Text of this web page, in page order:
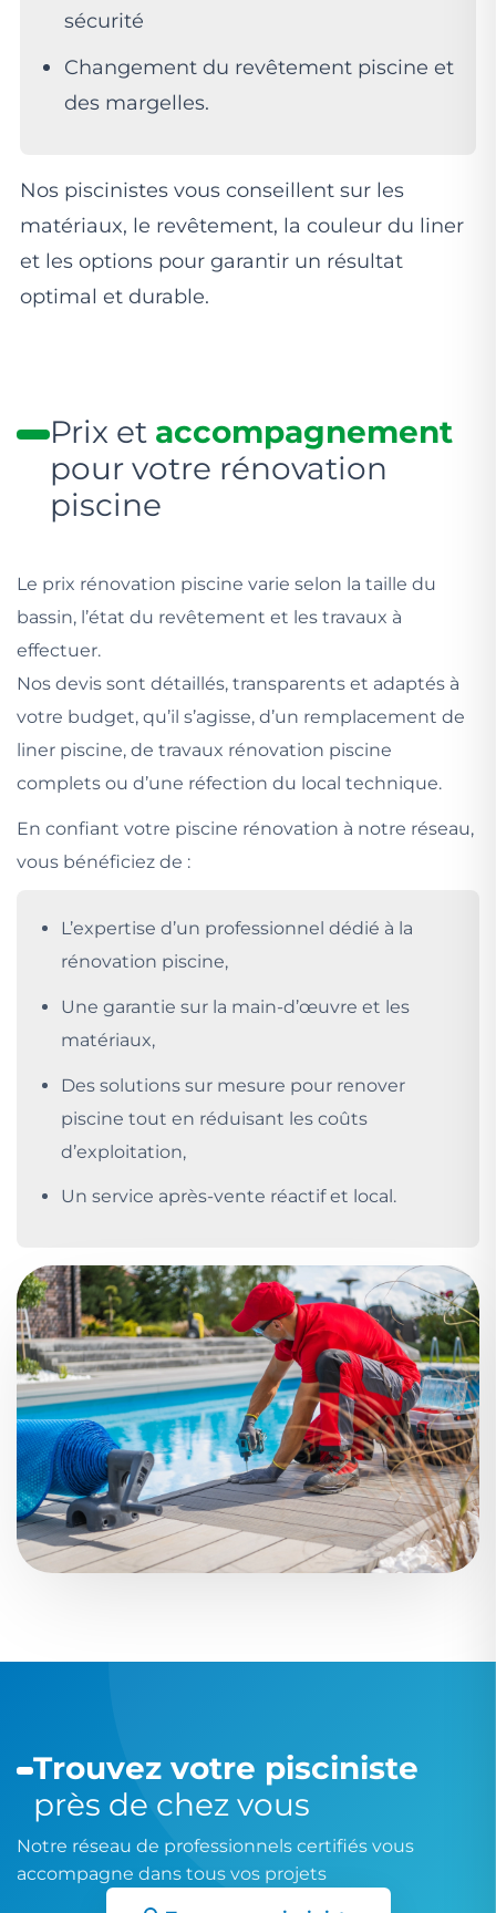
sécurité
Changement du revêtement piscine et
des margelles.
Nos piscinistes vous conseillent sur les
matériaux, le revêtement, la couleur du liner
et les options pour garantir un résultat
optimal et durable.
Prix et accompagnement
pour votre rénovation
piscine
Le prix rénovation piscine varie selon la taille du
bassin, l’état du revêtement et les travaux à
effectuer.
Nos devis sont détaillés, transparents et adaptés à
votre budget, qu’il s’agisse, d’un remplacement de
liner piscine, de travaux rénovation piscine
complets ou d’une réfection du local technique.
En confiant votre piscine rénovation à notre réseau,
vous bénéficiez de :
L’expertise d’un professionnel dédié à la
rénovation piscine,
Une garantie sur la main-d’œuvre et les
matériaux,
Des solutions sur mesure pour renover
piscine tout en réduisant les coûts
d’exploitation,
Un service après-vente réactif et local.
Trouvez votre pisciniste
près de chez vous
Notre réseau de professionnels certifiés vous
accompagne dans tous vos projets